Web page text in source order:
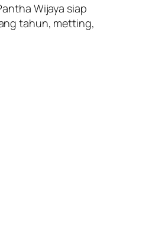
Wijaya siap
tahun, metting,